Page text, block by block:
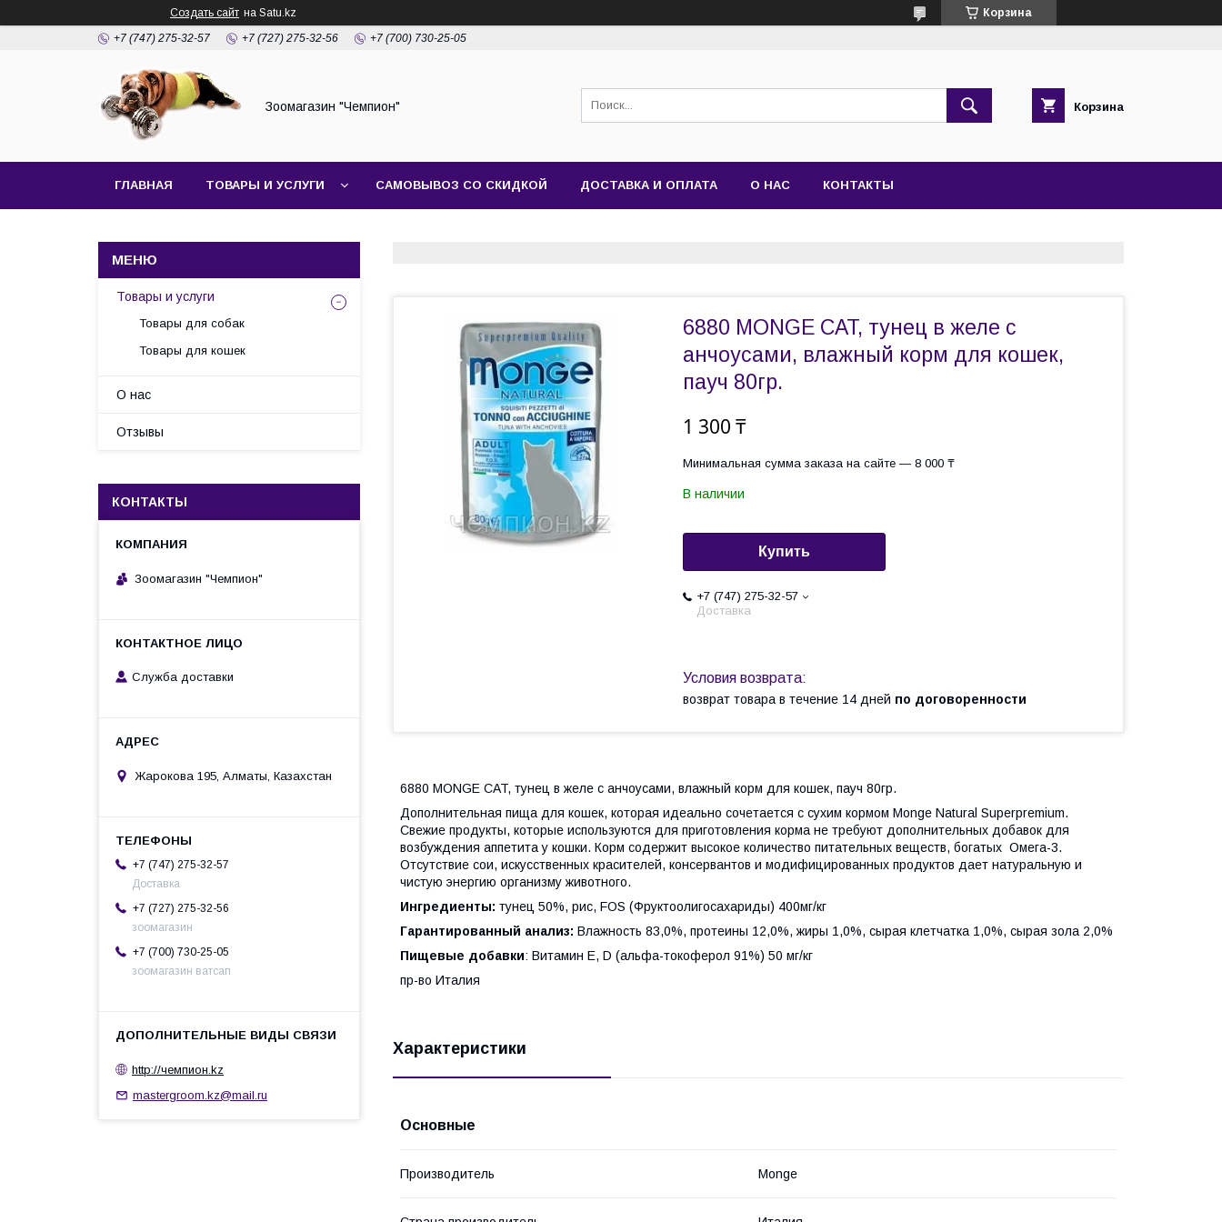
Создать сайт на Satu.kz Корзина
+7 (747) 275-32-57 +7 (727) 275-32-56 +7 (700) 730-25-05
Зоомагазин "Чемпион" Корзина
ГЛАВНАЯ ТОВАРЫ И УСЛУГИ САМОВЫВОЗ СО СКИДКОЙ ДОСТАВКА И ОПЛАТА О НАС КОНТАКТЫ
6880 MONGE CAT, тунец в желе с
анчоусами, влажный корм для кошек,
пауч 80гр.
1 300 ₸
Минимальная сумма заказа на сайте — 8 000 ₸
В наличии
Купить
+7 (747) 275-32-57
Доставка
возврат товара в течение 14 дней по договоренности
6880 MONGE CAT, тунец в желе с анчоусами, влажный корм для кошек, пауч 80гр.
Дополнительная пища для кошек, которая идеально сочетается с сухим кормом Monge Natural Superpremium.
Свежие продукты, которые используются для приготовления корма не требуют дополнительных добавок для
возбуждения аппетита у кошки. Корм содержит высокое количество питательных веществ, богатых Омега-3.
Отсутствие сои, искусственных красителей, консервантов и модифицированных продуктов дает натуральную и
чистую энергию организму животного.
Ингредиенты: тунец 50%, рис, FOS (Фруктоолигосахариды) 400мг/кг
Гарантированный анализ: Влажность 83,0%, протеины 12,0%, жиры 1,0%, сырая клетчатка 1,0%, сырая зола 2,0%
Пищевые добавки: Витамин Е, D (альфа-токоферол 91%) 50 мг/кг
пр-во Италия
Характеристики
Основные
Производитель Monge
Товары и услуги
Товары для собак
Товары для кошек
О нас
Отзывы
КОНТАКТЫ
Зоомагазин "Чемпион"
Служба доставки
Жарокова 195, Алматы, Казахстан
+7 (747) 275-32-57
Доставка
+7 (727) 275-32-56
зоомагазин
+7 (700) 730-25-05
зоомагазин ватсап
http://чемпион.kz
mastergroom.kz@mail.ru